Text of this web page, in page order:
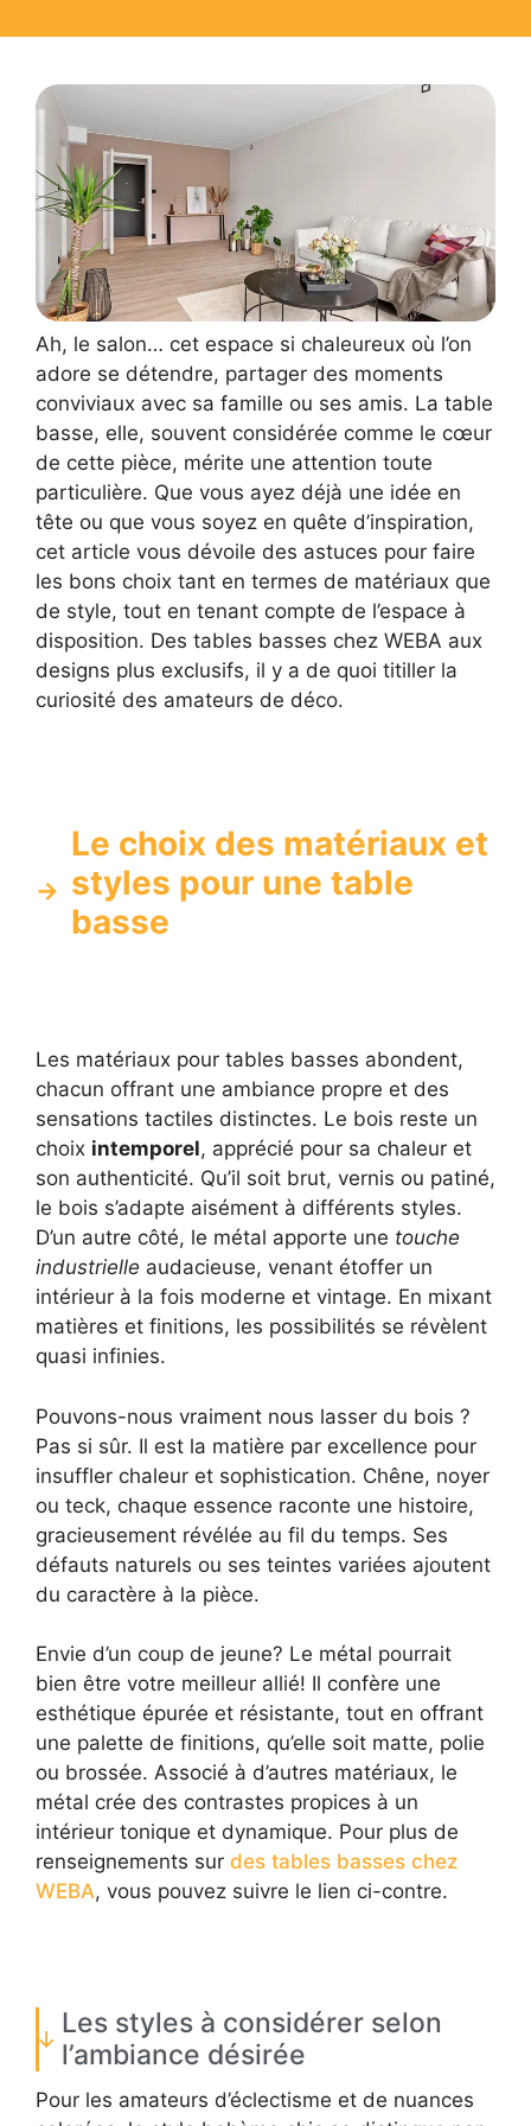
Ah, le salon… cet espace si chaleureux où l’on
adore se détendre, partager des moments
conviviaux avec sa famille ou ses amis. La table
basse, elle, souvent considérée comme le cœur
de cette pièce, mérite une attention toute
particulière. Que vous ayez déjà une idée en
tête ou que vous soyez en quête d’inspiration,
cet article vous dévoile des astuces pour faire
les bons choix tant en termes de matériaux que
de style, tout en tenant compte de l’espace à
disposition. Des tables basses chez WEBA aux
designs plus exclusifs, il y a de quoi titiller la
curiosité des amateurs de déco.
Le choix des matériaux et
styles pour une table
basse
Les matériaux pour tables basses abondent,
chacun offrant une ambiance propre et des
sensations tactiles distinctes. Le bois reste un
choix intemporel, apprécié pour sa chaleur et
son authenticité. Qu’il soit brut, vernis ou patiné,
le bois s’adapte aisément à différents styles.
D’un autre côté, le métal apporte une touche
industrielle audacieuse, venant étoffer un
intérieur à la fois moderne et vintage. En mixant
matières et finitions, les possibilités se révèlent
quasi infinies.
Pouvons-nous vraiment nous lasser du bois ?
Pas si sûr. Il est la matière par excellence pour
insuffler chaleur et sophistication. Chêne, noyer
ou teck, chaque essence raconte une histoire,
gracieusement révélée au fil du temps. Ses
défauts naturels ou ses teintes variées ajoutent
du caractère à la pièce.
Envie d’un coup de jeune? Le métal pourrait
bien être votre meilleur allié! Il confère une
esthétique épurée et résistante, tout en offrant
une palette de finitions, qu’elle soit matte, polie
ou brossée. Associé à d’autres matériaux, le
métal crée des contrastes propices à un
intérieur tonique et dynamique. Pour plus de
renseignements sur des tables basses chez
WEBA, vous pouvez suivre le lien ci-contre.
Les styles à considérer selon
l’ambiance désirée
Pour les amateurs d’éclectisme et de nuances